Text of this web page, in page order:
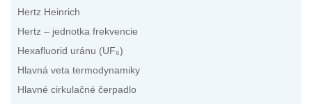
Hertz Heinrich
Hertz – jednotka frekvencie
Hexafluorid uránu (UF₆)
Hlavná veta termodynamiky
Hlavné cirkulačné čerpadlo